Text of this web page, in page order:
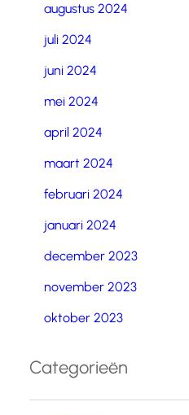
augustus 2024
juli 2024
juni 2024
mei 2024
april 2024
maart 2024
februari 2024
januari 2024
december 2023
november 2023
oktober 2023
Categorieën